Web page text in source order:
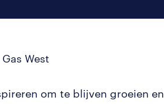
West
om te blijven groeien en